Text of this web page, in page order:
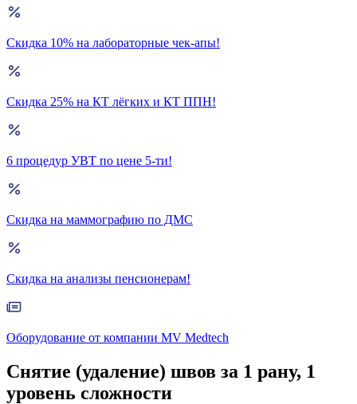
Скидка 10% на лабораторные чек-апы!
Скидка 25% на КТ лёгких и КТ ППН!
6 процедур УВТ по цене 5-ти!
Скидка на маммографию по ДМС
Скидка на анализы пенсионерам!
Оборудование от компании MV Medtech
Снятие (удаление) швов за 1 рану, 1
уровень сложности